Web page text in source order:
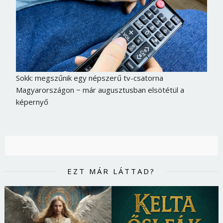
Sokk: megszűnik egy népszerű tv-csatorna
Magyarországon − már augusztusban elsötétül a
képernyő
EZT MÁR LÁTTAD?